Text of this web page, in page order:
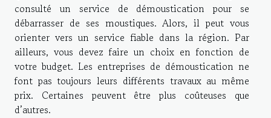
consulté un service de démoustication pour se
débarrasser de ses moustiques. Alors, il peut vous
orienter vers un service fiable dans la région. Par
ailleurs, vous devez faire un choix en fonction de
votre budget. Les entreprises de démoustication ne
font pas toujours leurs différents travaux au même
prix. Certaines peuvent être plus coûteuses que
d’autres.